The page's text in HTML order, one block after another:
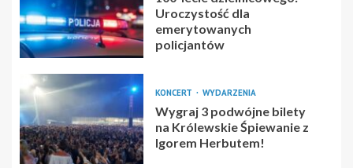
Uroczystość dla
emerytowanych
policjantów
KONCERT WYDARZENIA
Wygraj 3 podwójne bilety
na Królewskie Śpiewanie z
Igorem Herbutem!